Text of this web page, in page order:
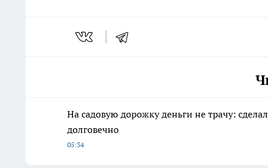
На садовую дорожку деньги не трачу:
долговечно
05:34